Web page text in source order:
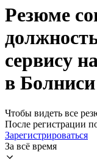
Резюме
сервису
в Болниси
Чтобы видеть все
После регистрации
Зарегистрироваться
За всё время